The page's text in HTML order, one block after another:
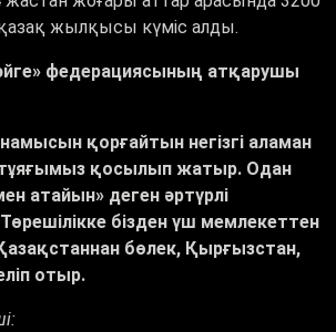
жылқысы күміс алды.
федерациясының атқарушы
қорғайтын негізгі аламан
қосылып жатыр. Одан
атайын» деген әртүрлі
бізден үш мемлекеттен
бөлек, Қырғызстан,
отыр.